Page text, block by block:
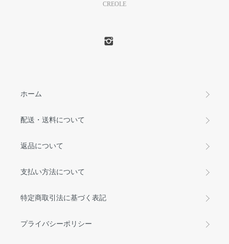
CREOLE
ホーム
配送・送料について
返品について
支払い方法について
特定商取引法に基づく表記
プライバシーポリシー